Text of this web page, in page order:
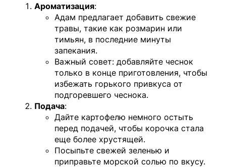
Ароматизация:
Адам предлагает добавить свежие
травы, такие как розмарин или
тимьян, в последние минуты
запекания.
Важный совет: добавляйте чеснок
только в конце приготовления, чтобы
избежать горького привкуса от
подгоревшего чеснока.
Подача:
Дайте картофелю немного остыть
перед подачей, чтобы корочка стала
еще более хрустящей.
Посыпьте свежей зеленью и
приправьте морской солью по вкусу.